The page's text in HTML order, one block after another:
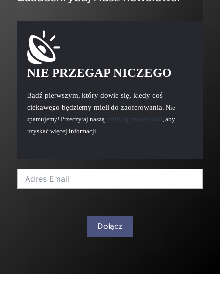
NIE PRZEGAP NICZEGO
Bądź pierwszym, który dowie się, kiedy coś
ciekawego będziemy mieli do zaoferowania. Nie
spamujemy! Przeczytaj naszą politykę prywatności , aby
uzyskać więcej informacji.
Dołącz